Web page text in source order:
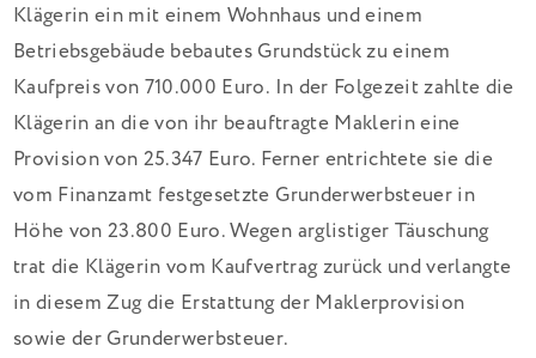
Klägerin ein mit einem Wohnhaus und einem
Betriebsgebäude bebautes Grundstück zu einem
Kaufpreis von 710.000 Euro. In der Folgezeit zahlte die
Klägerin an die von ihr beauftragte Maklerin eine
Provision von 25.347 Euro. Ferner entrichtete sie die
vom Finanzamt festgesetzte Grunderwerbsteuer in
Höhe von 23.800 Euro. Wegen arglistiger Täuschung
trat die Klägerin vom Kaufvertrag zurück und verlangte
in diesem Zug die Erstattung der Maklerprovision
sowie der Grunderwerbsteuer.